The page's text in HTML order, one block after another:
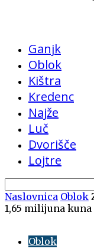
Ganjk
Oblok
Kištra
Kredenc
Najže
Luč
Dvorišče
Lojtre
Naslovnica Oblok
1,65 milijuna kuna
Oblok